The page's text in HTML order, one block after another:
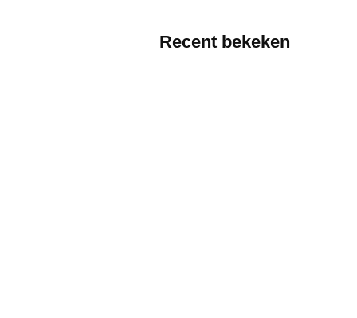
Recent bekeken